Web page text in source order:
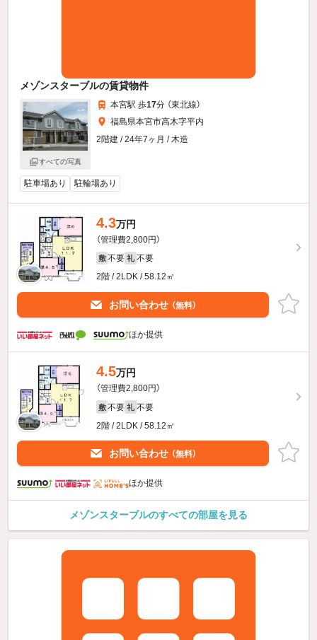
メゾンスターブルの賃貸物件
すべての写真
本宮駅 歩17分 （東北線）
福島県本宮市高木字平内
2階建 / 24年7ヶ月 / 木造
駐車場あり 駐輪場あり
4.3万円
（管理費2,800円）
敷 不要 礼 不要
2階 / 2LDK / 58.12㎡
お問い合わせ （無料）
ほか提供
4.5万円
（管理費2,800円）
敷 不要 礼 不要
2階 / 2LDK / 58.12㎡
お問い合わせ （無料）
ほか提供
メゾンスターブルのすべての部屋を見る